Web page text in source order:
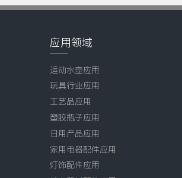
应用领域
运动水壶应用
玩具行业应用
工艺品应用
塑胶瓶子应用
日用产品应用
家用电器配件应用
灯饰配件应用